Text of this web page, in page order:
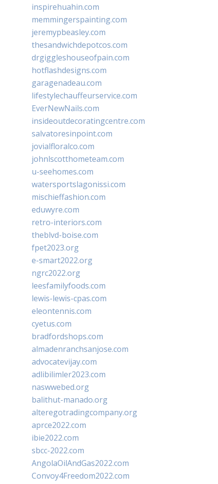
inspirehuahin.com
memmingerspainting.com
jeremypbeasley.com
thesandwichdepotcos.com
drgiggleshouseofpain.com
hotflashdesigns.com
garagenadeau.com
lifestylechauffeurservice.com
EverNewNails.com
insideoutdecoratingcentre.com
salvatoresinpoint.com
jovialfloralco.com
johnlscotthometeam.com
u-seehomes.com
watersportslagonissi.com
mischieffashion.com
eduwyre.com
retro-interiors.com
theblvd-boise.com
fpet2023.org
e-smart2022.org
ngrc2022.org
leesfamilyfoods.com
lewis-lewis-cpas.com
eleontennis.com
cyetus.com
bradfordshops.com
almadenranchsanjose.com
advocatevijay.com
adlibilimler2023.com
naswwebed.org
balithut-manado.org
alteregotradingcompany.org
aprce2022.com
ibie2022.com
sbcc-2022.com
AngolaOilAndGas2022.com
Convoy4Freedom2022.com